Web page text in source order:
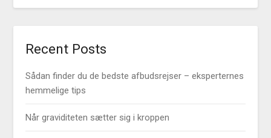
Recent Posts
Sådan finder du de bedste afbudsrejser – eksperternes
hemmelige tips
Når graviditeten sætter sig i kroppen